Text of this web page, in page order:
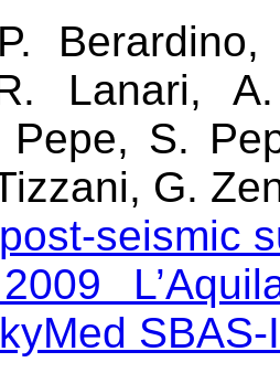
Lanari,
Pepe, S.
G.
seismic